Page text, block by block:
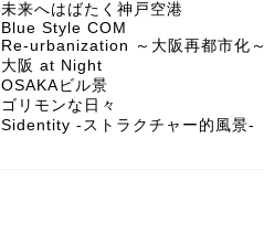
未来へはばたく神戸空港
Blue Style COM
Re-urbanization ～大阪再都市化～
大阪 at Night
OSAKAビル景
ゴリモンな日々
Sidentity -ストラクチャー的風景-